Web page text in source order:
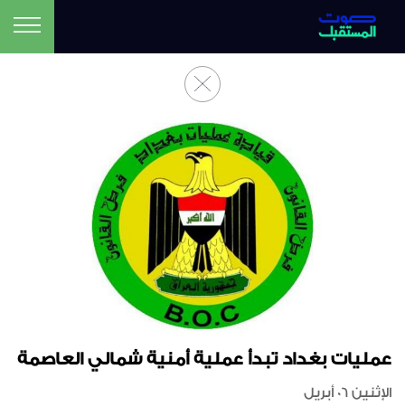
عمليات بغداد تبدأ عملية أمنية شمالي العاصمة
الإثنين 06 أبريل